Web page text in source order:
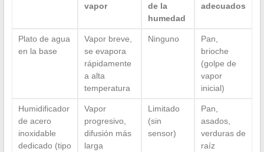
vapor
de la
humedad
adecuados
Plato de agua
en la base
Vapor breve,
se evapora
rápidamente
a alta
temperatura
Ninguno
Pan,
brioche
(golpe de
vapor
inicial)
Humidificador
de acero
inoxidable
dedicado (tipo
Vapor
progresivo,
difusión más
larga
Limitado
(sin
sensor)
Pan,
asados,
verduras de
raíz